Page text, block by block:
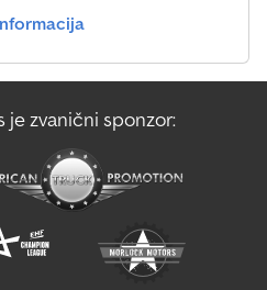
je zvanični sponzor: